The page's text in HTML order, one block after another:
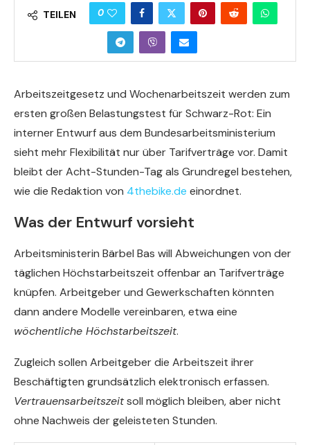
TEILEN 0
Arbeitszeitgesetz und Wochenarbeitszeit werden zum
ersten großen Belastungstest für Schwarz-Rot: Ein
interner Entwurf aus dem Bundesarbeitsministerium
sieht mehr Flexibilität nur über Tarifverträge vor. Damit
bleibt der Acht-Stunden-Tag als Grundregel bestehen,
wie die Redaktion von 4thebike.de einordnet.
Was der Entwurf vorsieht
Arbeitsministerin Bärbel Bas will Abweichungen von der
täglichen Höchstarbeitszeit offenbar an Tarifverträge
knüpfen. Arbeitgeber und Gewerkschaften könnten
dann andere Modelle vereinbaren, etwa eine
wöchentliche Höchstarbeitszeit.
Zugleich sollen Arbeitgeber die Arbeitszeit ihrer
Beschäftigten grundsätzlich elektronisch erfassen.
Vertrauensarbeitszeitsoll möglich bleiben, aber nicht
ohne Nachweis der geleisteten Stunden.